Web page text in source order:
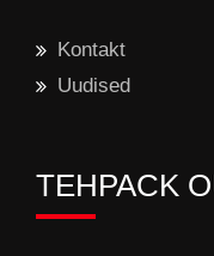
Kontakt
Uudised
TEHPACK